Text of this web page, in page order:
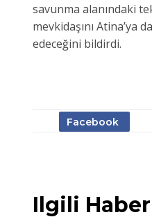
savunma alanındaki
mevkidaşını Atina’ya
edeceğini bildirdi.
Ilgili